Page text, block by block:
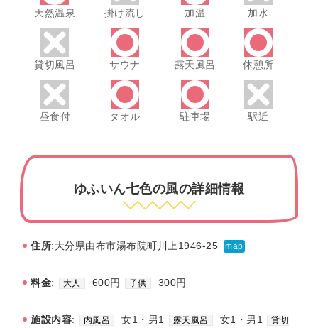
天然温泉 掛け流し 加温 加水
貸切風呂 サウナ 露天風呂 休憩所
昼食付 タオル 駐車場 駅近
ゆふいん七色の風の詳細情報
住所:大分県由布市湯布院町川上1946-25 map
料金: 大人 600円 子供 300円
施設内容: 内風呂 女1・男1 露天風呂 女1・男1 貸切